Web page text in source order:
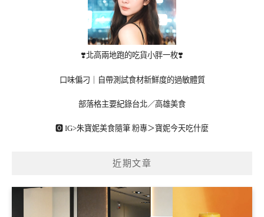
❣️北高兩地跑的吃貨小胖一枚❣️
口味偏刁｜自帶測試食材新鮮度的過敏體質
部落格主要紀錄台北／高雄美食
🅾 IG>朱寶妮美食隨筆 粉專＞寶妮今天吃什麼
近期文章